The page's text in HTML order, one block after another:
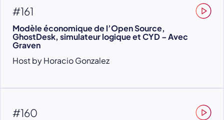
#161
Modèle économique de l’Open Source,
GhostDesk, simulateur logique et CYD – Avec
Graven
Host by Horacio Gonzalez
#160